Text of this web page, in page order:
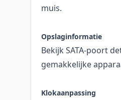
muis.
Opslaginformatie
Bekijk SATA-poort
gemakkelijke
Klokaanpassing